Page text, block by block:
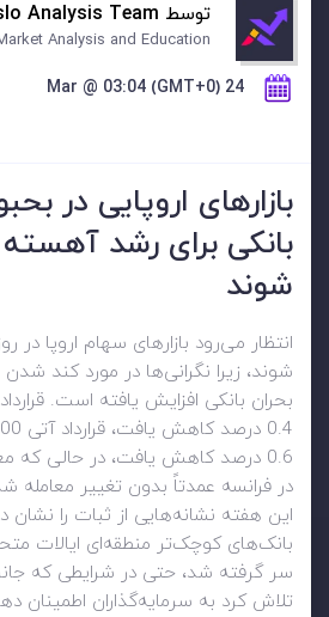
توسط Analysis Team
Analysis and Education
24 Mar @ 03:04 (GMT+0)
بازارهای اروپایی در
بانکی برای رشد
شوند
انتظار می‌رود بازارهای سهام اروپا در
شوند، زیرا نگرانی‌ها در مورد کند
در فرانسه عمدتاً بدون تغییر معامله
این هفته نشانه‌هایی از ثبات را
بانک‌های کوچک‌تر منطقه‌ای ایالات
سر گرفته شد، حتی در شرایطی که
تلاش کرد به سرمایه‌گذاران اطمینان